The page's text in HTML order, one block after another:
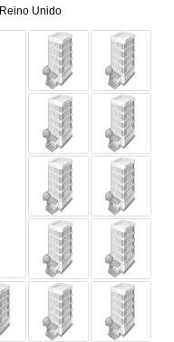
Reino Unido